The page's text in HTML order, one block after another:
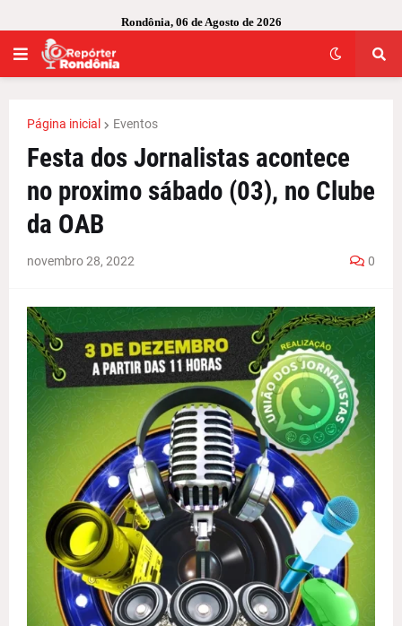
Rondônia, 06 de Agosto de 2026
Página inicial Eventos
Festa dos Jornalistas acontece
no proximo sábado (03), no Clube
da OAB
novembro 28, 2022 0